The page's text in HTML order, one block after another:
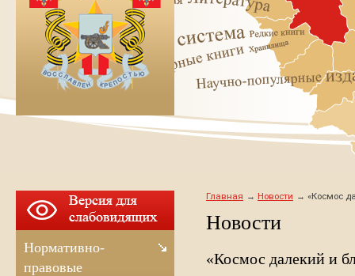
Главная Новости «Космос
Новости
«Космос далекий и
Нормативно-
правовые